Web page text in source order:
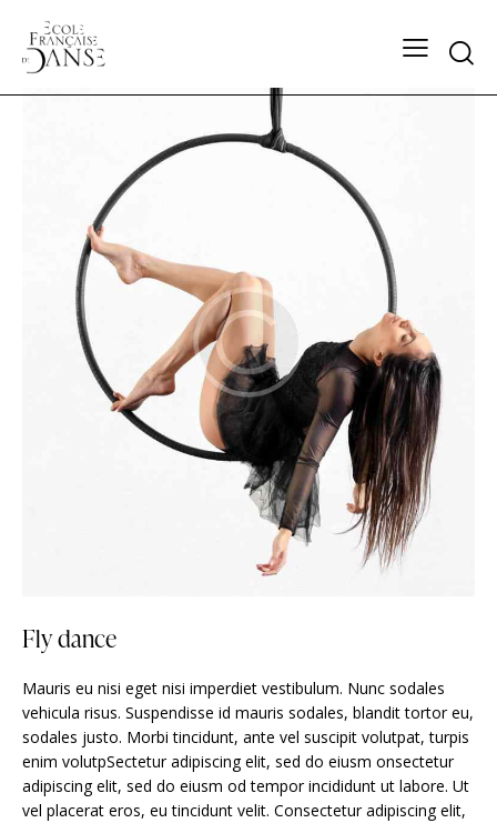
Fly dance
Mauris eu nisi eget nisi imperdiet vestibulum. Nunc sodales
vehicula risus. Suspendisse id mauris sodales, blandit tortor eu,
sodales justo. Morbi tincidunt, ante vel suscipit volutpat, turpis
enim volutpSectetur adipiscing elit, sed do eiusm onsectetur
adipiscing elit, sed do eiusm od tempor incididunt ut labore. Ut
vel placerat eros, eu tincidunt velit. Consectetur adipiscing elit,